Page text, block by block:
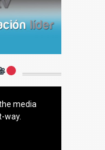
media
way.